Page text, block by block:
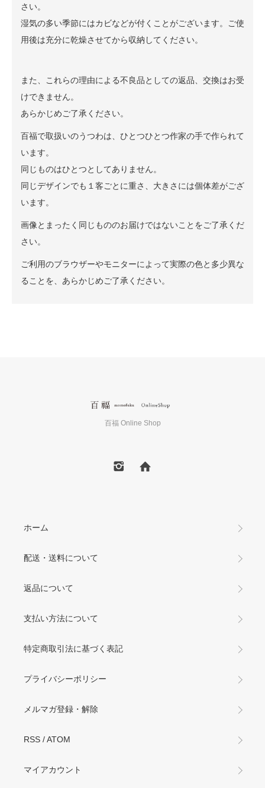
さい。
湿気の多い季節にはカビなどが付くことがございます。ご使
用後は充分に乾燥させてから収納してください。
また、これらの理由による不良品としての返品、交換はお受
けできません。
あらかじめご了承ください。
百福で取扱いのうつわは、ひとつひとつ作家の手で作られて
います。
同じものはひとつとしてありません。
同じデザインでも１客ごとに重さ、大きさには個体差がござ
います。
画像とまったく同じもののお届けではないことをご了承くだ
さい。
ご利用のブラウザーやモニターによって実際の色と多少異な
ることを、あらかじめご了承ください。
百福 Online Shop
ホーム
配送・送料について
返品について
支払い方法について
特定商取引法に基づく表記
プライバシーポリシー
メルマガ登録・解除
RSS /ATOM
マイアカウント